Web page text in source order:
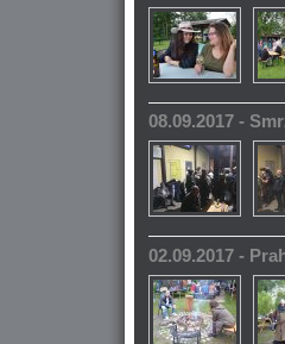
08.09.2017 -
02.09.2017 -